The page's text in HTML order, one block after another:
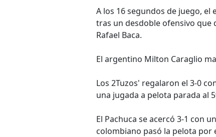
A los 16 segundos de juego,
tras un desdoble ofensivo que
Rafael Baca.
El argentino Milton Caraglio
Los 2Tuzos' regalaron el 3-0
una jugada a pelota parada al
El Pachuca se acercó 3-1 con
colombiano pasó la pelota por